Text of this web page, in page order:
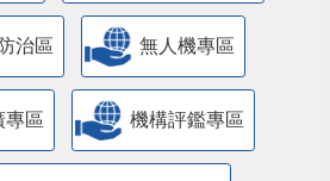
治區 無人機專區
專區 機構評鑑專區